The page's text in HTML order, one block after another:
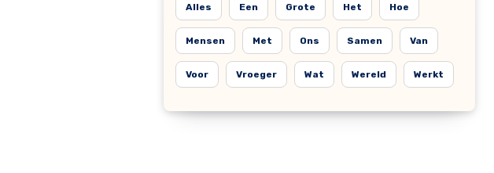
Alles Een Grote Het Hoe
Mensen Met Ons Samen Van
Voor Vroeger Wat Wereld Werkt